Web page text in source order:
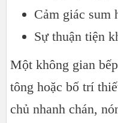
Cảm giác sum
Sự thuận tiện
Một không gian
tông hoặc bố trí
chủ nhanh chán,